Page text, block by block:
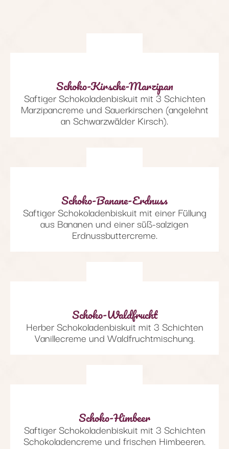
Schoko-Kirsche-Marzipan
Saftiger Schokoladenbiskuit mit 3 Schichten
Marzipancreme und Sauerkirschen (angelehnt
an Schwarzwälder Kirsch).
Schoko-Banane-Erdnuss
Saftiger Schokoladenbiskuit mit einer Füllung
aus Bananen und einer süß-salzigen
Erdnussbuttercreme.
Schoko-Waldfrucht
Herber Schokoladenbiskuit mit 3 Schichten
Vanillecreme und Waldfruchtmischung.
Schoko-Himbeer
Saftiger Schokoladenbiskuit mit 3 Schichten
Schokoladencreme und frischen Himbeeren.